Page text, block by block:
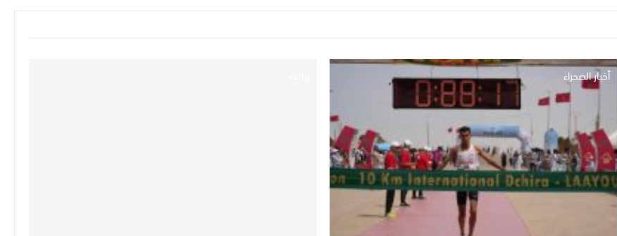
أخبار الصحراء